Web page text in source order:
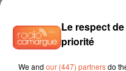
TITRES DIFFUSÉS
Le respect
priorité
We and our (447) partnersdo